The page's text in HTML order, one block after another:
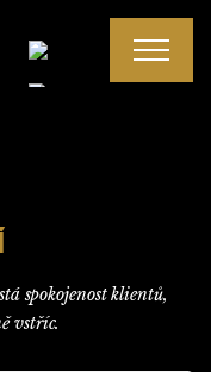
spokojenost klientů,
vstříc.